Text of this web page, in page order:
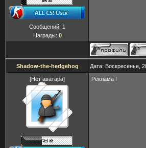
Сообщений: 1
Награды: 0
Shadow-the-hedgehog Дата: Воскресенье,
[Нет аватара] Реклама !